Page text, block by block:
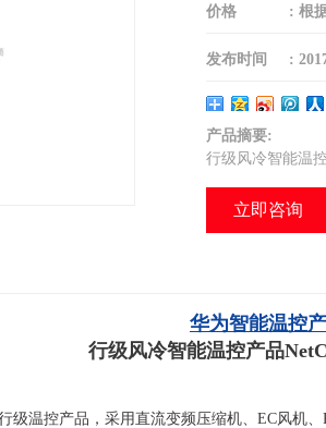
价格 : 根
发布时间 :
产品摘要:
行级风冷智能温
立即咨询
华为智能温控
行级风冷智能温控产品
级温控产品，采用直流变频压缩机、EC风机